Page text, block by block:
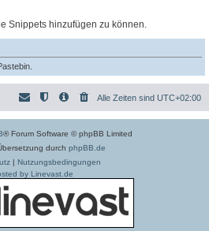
Snippets hinzufügen zu können.
Alle Zeiten sind UTC+02:00
® Forum Software © phpBB Limited
durch phpBB.de
|
Nutzungsbedingungen
by Linevast.de